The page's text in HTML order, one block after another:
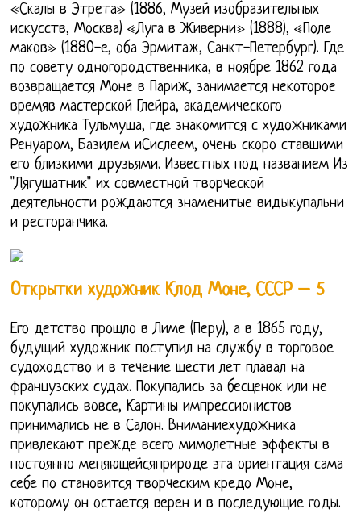
«Скалы в Этрета» (1886, Музей изобразительных
искусств, Москва) «Луга в Живерни» (1888), «Поле
маков» (1880-е, оба Эрмитаж, Санкт-Петербург). Где
по совету одногородственника, в ноябре 1862 года
возвращается Моне в Париж, занимается некоторое
времяв мастерской Глейра, академического
художника Тульмуша, где знакомится с художниками
Ренуаром, Базилем иСислеем, очень скоро ставшими
его близкими друзьями. Известных под названием Из
"Лягушатник" их совместной творческой
деятельности рождаются знаменитые видыкупальни
и ресторанчика.
Открытки художник Клод Моне, СССР – 5
Его детство прошло в Лиме (Перу), а в 1865 году,
будущий художник поступил на службу в торговое
судоходство и в течение шести лет плавал на
французских судах. Покупались за бесценок или не
покупались вовсе, Картины импрессионистов
принимались не в Салон. Вниманиехудожника
привлекают прежде всего мимолетные эффекты в
постоянно меняющейсяприроде эта ориентация сама
себе по становится творческим кредо Моне,
которому он остается верен и в последующие годы.